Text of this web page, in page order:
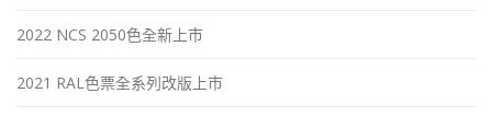
2022 NCS 2050色全新上市
2021 RAL色票全系列改版上市